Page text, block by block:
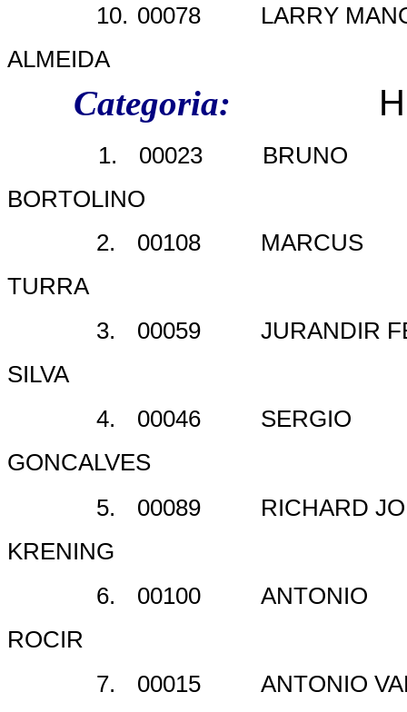
10. 00078
LARRY
ALMEIDA
Categoria:
1. 00023
BRUNO
BORTOLINO
2.
00108
MARCUS
TURRA
3.
00059
JURANDIR
SILVA
4.
00046
SERGIO
GONCALVES
5.
00089
RICHARD
KRENING
6.
00100
ANTONIO
ROCIR
7.
00015
ANTONIO